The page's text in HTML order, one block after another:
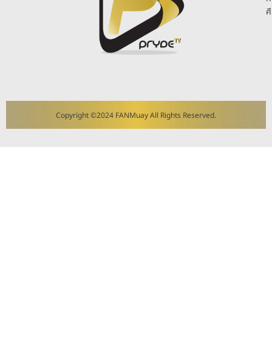
Copyright ©2024 FANMuay All Rights Reserved.